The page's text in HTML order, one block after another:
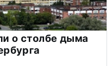
о столбе дыма